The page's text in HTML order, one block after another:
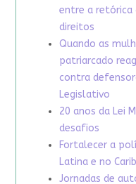
entre a retórica
direitos
Quando as
patriarcado
contra
Legislativo
20 anos da Lei
desafios
Fortalecer a
Latina e no
Jornadas de